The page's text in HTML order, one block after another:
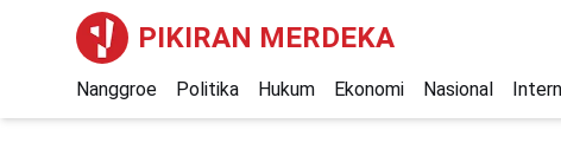
PIKIRAN MERDEKA
Nanggroe Politika Hukum Ekonomi Nasional